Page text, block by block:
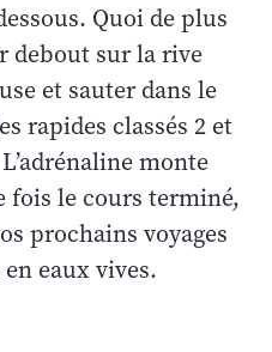
Quoi de plus
debout sur la rive
et sauter dans le
rapides classés 2 et
monte
fois le cours terminé,
prochains voyages
eaux vives.